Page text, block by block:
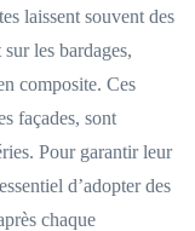
laissent souvent des
les bardages,
composite. Ces
façades, sont
Pour garantir leur
d’adopter des
chaque